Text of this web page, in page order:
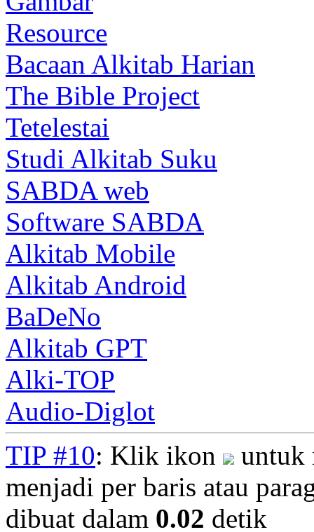
Resource
Bacaan Alkitab Harian
The Bible Project
Tetelestai
Studi Alkitab Suku
SABDA web
Software SABDA
Alkitab Mobile
Alkitab Android
BaDeNo
Alkitab GPT
Alki-TOP
Audio-Diglot
TIP #10: Klik ikon
untuk
menjadi per baris atau
dibuat dalam 0.02 detik